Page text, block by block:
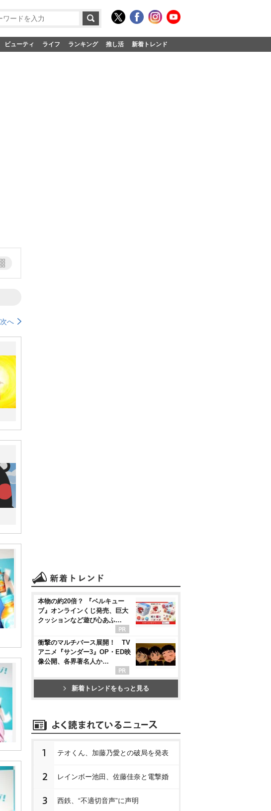
ビューティ ライフ ランキング 推し活 新着トレンド
次へ
本物の約20倍？ 『ベルキュー
ブ』オンラインくじ発売、巨大
クッションなど遊び心あふ…
衝撃のマルチバース展開！ TV
アニメ『サンダー3』OP・ED映
像公開、各界著名人か…
新着トレンドをもっと見る
1 テオくん、加藤乃愛との破局を発表
2 レインボー池田、佐藤佳奈と電撃婚
3 西鉄、“不適切音声”に声明